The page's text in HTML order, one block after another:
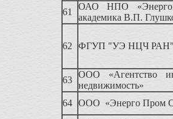
61
ОАО НПО
академика В.П.
62 ФГУП "УЭ НЦЧ
63
ООО «Агентство
недвижимость»
64 ООО «Энерго Пром